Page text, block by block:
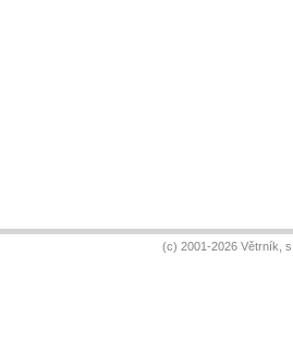
(c) 2001-2026 Větrník,